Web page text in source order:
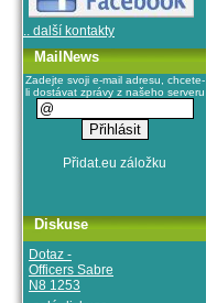
.. další kontakty
MailNews
Zadejte svoji e-mail adresu, chcete-
li dostávat zprávy z našeho serveru
Diskuse
Dotaz -
Officers Sabre
N8 1253